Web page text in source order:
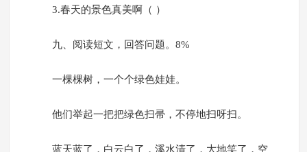
3.春天的景色真美啊（ ）
九、阅读短文，回答问题。8%
一棵棵树，一个个绿色娃娃。
他们举起一把把绿色扫帚，不停地扫呀扫。
蓝天蓝了，白云白了，溪水清了，大地笑了，空